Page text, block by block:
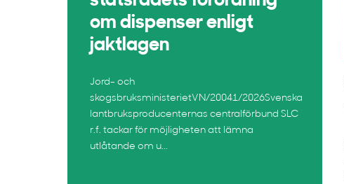
om dispenser enligt
jaktlagen
Jord- och
skogsbruksministerietVN/20041/2026Svenska
lantbruksproducenternas centralförbund SLC
r.f. tackar för möjligheten att lämna
utlåtande om u...